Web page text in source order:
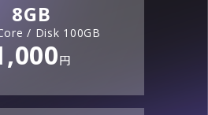
8GB
/ Disk 100GB
円